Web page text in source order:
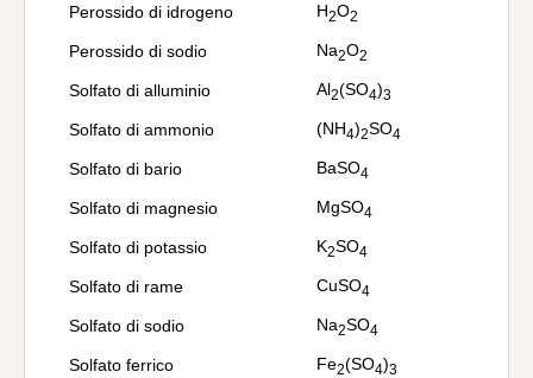
Perossido di idrogeno H2O2
Perossido di sodio Na2O2
Solfato di alluminio Al2(SO4)3
Solfato di ammonio (NH4)2SO4
Solfato di bario BaSO4
Solfato di magnesio MgSO4
Solfato di potassio K2SO4
Solfato di rame CuSO4
Solfato di sodio Na2SO4
Solfato ferrico Fe2(SO4)3